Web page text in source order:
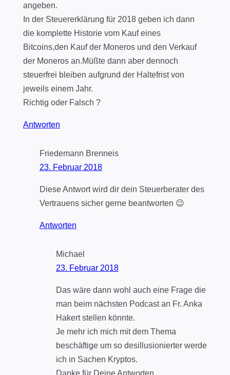
angeben.
In der Steuererklärung für 2018 geben ich dann
die komplette Historie vom Kauf eines
Bitcoins,den Kauf der Moneros und den Verkauf
der Moneros an.Müßte dann aber dennoch
steuerfrei bleiben aufgrund der Haltefrist von
jeweils einem Jahr.
Richtig oder Falsch ?
Antworten
Friedemann Brenneis
23. Februar 2018
Diese Antwort wird dir dein Steuerberater des
Vertrauens sicher gerne beantworten 😉
Antworten
Michael
23. Februar 2018
Das wäre dann wohl auch eine Frage die
man beim nächsten Podcast an Fr. Anka
Hakert stellen könnte.
Je mehr ich mich mit dem Thema
beschäftige um so desillusionierter werde
ich in Sachen Kryptos.
Danke für Deine Antworten.